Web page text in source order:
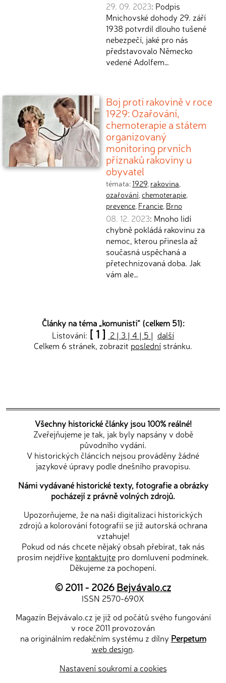
29. 09. 2023: Podpis
Mnichovské dohody 29. září
1938 potvrdil dlouho tušené
nebezpečí, jaké pro nás
představovalo Německo
vedené Adolfem…
Boj proti rakovině v roce
1929: Ozařování,
chemoterapie a státem
organizovaný
monitoring prvních
příznaků rakoviny u
obyvatel
témata:1929, rakovina,
ozařování,chemoterapie,
prevence, Francie, Brno
08. 12. 2023: Mnoho lidí
chybně pokládá rakovinu za
nemoc, kterou přinesla až
současná uspěchaná a
přetechnizovaná doba. Jak
vám ale…
Články na téma „komunisti“ (celkem 51):
Listování: [ 1 ] 2 | 3 | 4 | 5 | další
Celkem 6 stránek, zobrazit poslední stránku.
Všechny historické články jsou 100% reálné!
Zveřejňujeme je tak, jak byly napsány v době
původního vydání.
V historických článcích nejsou prováděny žádné
jazykové úpravy podle dnešního pravopisu.
Námi vydávané historické texty, fotografie a obrázky
pocházejí z právně volných zdrojů.
Upozorňujeme, že na naši digitalizaci historických
zdrojů a kolorování fotografií se již autorská ochrana
vztahuje!
Pokud od nás chcete nějaký obsah přebírat, tak nás
prosím nejdříve kontaktujte pro domluvení podmínek.
Děkujeme za pochopení.
© 2011 - 2026Bejvávalo.cz
ISSN 2570-690X
Magazín Bejvávalo.cz je již od počátů svého fungování
v roce 2011 provozován
na originálním redakčním systému z dílny Perpetum
web design.
Nastavení soukromí a cookies